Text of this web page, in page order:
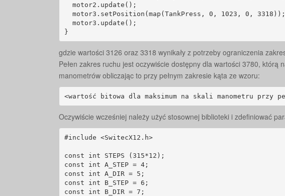
  motor2.update();
  motor3.setPosition(map(TankPress, 0, 1023, 0, 3318));
  motor3.update();
}
gdzie wartości 3126 oraz 3318 wynikały z potrzeby ograniczenia
Pełen zakres ruchu jest oczywiście dostępny dla wartości 3780, którą
manometrów obliczając to przy pełnym zakresie kąta ze wzoru:
<wartość bitowa dla maksimum na skali manometru przy
Oczywiście wcześniej należy użyć stosownej biblioteki i zdefiniować
#include <SwitecX12.h>
const int STEPS (315*12);
const int A_STEP = 4;
const int A_DIR = 5;
const int B_STEP = 6;
const int B_DIR = 7;